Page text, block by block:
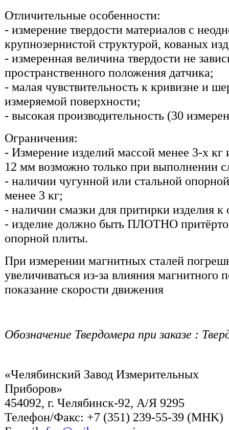
Отличительные особенности:
- измерение твердости материалов с
крупнозернистой структурой, кованых
- измеренная величина твердости не
пространственного положения датчика;
- малая чувствительность к кривизне и
измеряемой поверхности;
- высокая производительность (30
Ограничения:
- Измерение изделий массой менее 3-х
12 мм возможно только при выполнении
- наличии чугунной или стальной
менее 3 кг;
- наличии смазки для притирки изделия к
- изделие должно быть ПЛОТНО притёрто
опорной плиты.
При измерении магнитных сталей
увеличиваться из-за влияния магнитного
показание скорости движения
Обозначение Твердомера при заказе :
«Челябинский Завод Измерительных
Приборов»
454092, г. Челябинск-92, А/Я 9295
Телефон/Факс: +7 (351) 239-55-39 (MHK)